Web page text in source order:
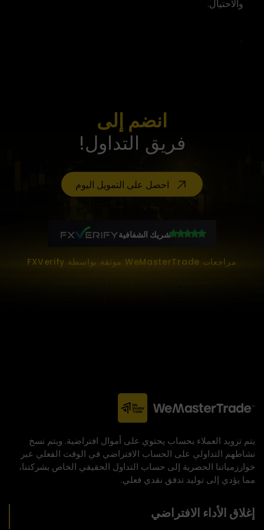
والاحتيال.
انضم إلى
فريق التداول!
احصل على التمويل اليوم
شريك الشفافية
مراجعات WeMasterTrade موثقة بواسطة FXVerify
يتم تزويد العملاء بحساب يحتوي على أموال افتراضية. ويتم نسخ
نشاطهم التداولي على الحساب الافتراضي في الوقت الفعلي عبر
خوارزمياتنا الحصرية إلى حساب التداول الحقيقي الخاص بشركتنا،
مما يؤدي إلى توليد تدفق نقدي فعلي.
إغلاق الأداء الافتراضي